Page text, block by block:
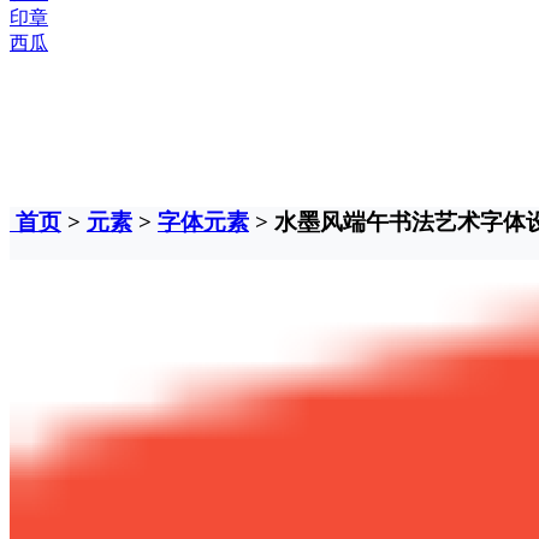
印章
西瓜
首页 > 元素 > 字体元素 > 水墨风端午书法艺术字体